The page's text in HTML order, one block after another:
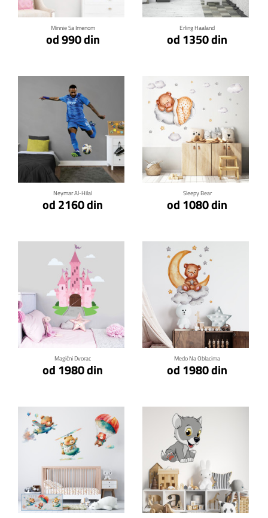
Minnie Sa Imenom
od 990 din
Erling Haaland
od 1350 din
Neymar Al-Hilal
od 2160 din
Klikni za detalje
Sleepy Bear
od 1080 din
Klikni za detalje
Magični Dvorac
od 1980 din
Klikni za detalje
Medo Na Oblacima
od 1980 din
Klikni za detalje
Klikni za detalje Klikni za detalje